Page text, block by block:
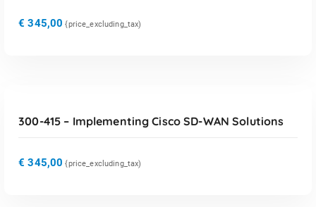
€ 345,00 {price_excluding_tax)
300-415 – Implementing Cisco SD-WAN Solutions
€ 345,00 {price_excluding_tax)